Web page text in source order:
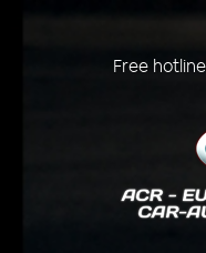
Free